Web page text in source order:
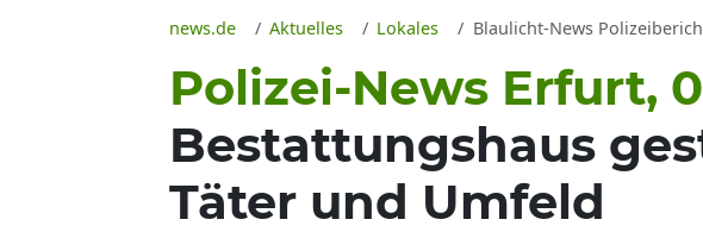
news.de Aktuelles Lokales Blaulicht-News
Polizei-News Erfurt,
Bestattungshaus
Täter und Umfeld